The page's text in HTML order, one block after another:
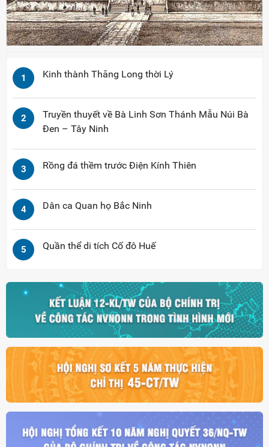
1 Kinh thành Thăng Long thời Lý
2
Truyền thuyết về Bà Linh Sơn Thánh Mẫu Núi Bà
Đen – Tây Ninh
3 Rồng đá thềm trước Điện Kính Thiên
4 Dân ca Quan họ Bắc Ninh
5 Quần thể di tích Cố đô Huế